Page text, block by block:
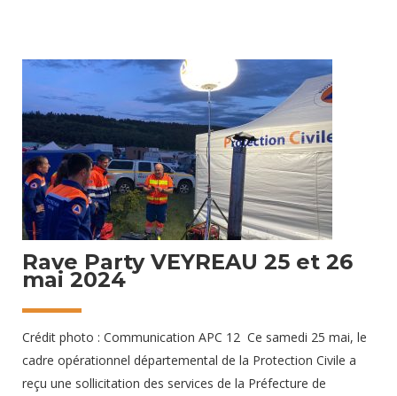
Rave Party VEYREAU 25 et 26
mai 2024
Crédit photo : Communication APC 12 Ce samedi 25 mai, le
cadre opérationnel départemental de la Protection Civile a
reçu une sollicitation des services de la Préfecture de